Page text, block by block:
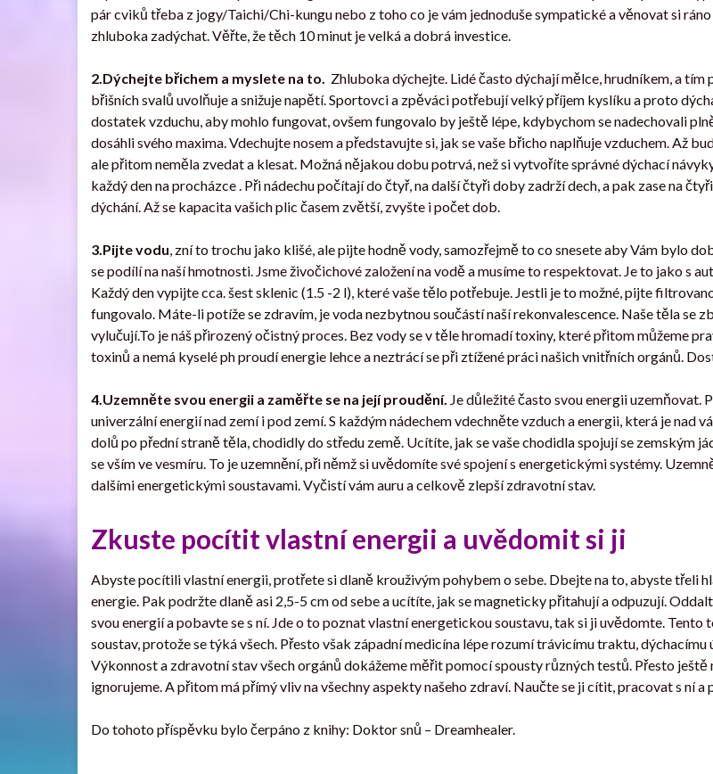
pár cviků třeba z jogy/Taichi/Chi-kungu nebo z toho co je vám jednoduše sympatické a věnovat si
zhluboka zadýchat. Věřte, že těch 10 minut je velká a dobrá investice.
2.Dýchejte břichem a myslete na to. Zhluboka dýchejte. Lidé často dýchají mělce, hrudníkem, a
břišních svalů uvolňuje a snižuje napětí. Sportovci a zpěváci potřebují velký příjem kyslíku a proto
dostatek vzduchu, aby mohlo fungovat, ovšem fungovalo by ještě lépe, kdybychom se nadechovali
dosáhli svého maxima. Vdechujte nosem a představujte si, jak se vaše břicho naplňuje vzduchem. Až
ale přitom neměla zvedat a klesat. Možná nějakou dobu potrvá, než si vytvoříte správné dýchací
každý den na procházce . Při nádechu počítají do čtyř, na další čtyři doby zadrží dech, a pak zase na
dýchání. Až se kapacita vašich plic časem zvětší, zvyšte i počet dob.
3.Pijte vodu, zní to trochu jako klišé, ale pijte hodně vody, samozřejmě to co snesete aby Vám bylo
se podílí na naší hmotnosti. Jsme živočichové založení na vodě a musíme to respektovat. Je to jako s
Každý den vypijte cca. šest sklenic (1.5 -2 l), které vaše tělo potřebuje. Jestli je to možné, pijte
fungovalo. Máte-li potíže se zdravím, je voda nezbytnou součástí naší rekonvalescence. Naše těla se
vylučují.To je náš přirozený očistný proces. Bez vody se v těle hromadí toxiny, které přitom můžeme
toxinů a nemá kyselé ph proudí energie lehce a neztrácí se při ztížené práci našich vnitřních orgánů.
4.Uzemněte svou energii a zaměřte se na její proudění. Je důležité často svou energii uzemňovat.
univerzální energií nad zemí i pod zemí. S každým nádechem vdechněte vzduch a energii, která je nad
dolů po přední straně těla, chodidly do středu země. Ucítíte, jak se vaše chodidla spojují se zemským
se vším ve vesmíru. To je uzemnění, při němž si uvědomíte své spojení s energetickými systémy.
dalšími energetickými soustavami. Vyčistí vám auru a celkově zlepší zdravotní stav.
Zkuste pocítit vlastní energii a uvědomit si ji
Abyste pocítili vlastní energii, protřete si dlaně krouživým pohybem o sebe. Dbejte na to, abyste třeli
energie. Pak podržte dlaně asi 2,5-5 cm od sebe a ucítíte, jak se magneticky přitahují a odpuzují.
svou energií a pobavte se s ní. Jde o to poznat vlastní energetickou soustavu, tak si ji uvědomte.
soustav, protože se týká všech. Přesto však západní medicína lépe rozumí trávicímu traktu,
Výkonnost a zdravotní stav všech orgánů dokážeme měřit pomocí spousty různých testů. Přesto
ignorujeme. A přitom má přímý vliv na všechny aspekty našeho zdraví. Naučte se ji cítit, pracovat s ní a
Do tohoto příspěvku bylo čerpáno z knihy: Doktor snů – Dreamhealer.